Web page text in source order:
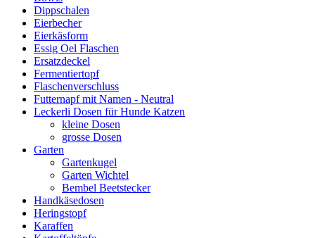
Dippschalen
Eierbecher
Eierkäsform
Essig Oel Flaschen
Ersatzdeckel
Fermentiertopf
Flaschenverschluss
Futternapf mit Namen - Neutral
Leckerli Dosen für Hunde Katzen
kleine Dosen
grosse Dosen
Garten
Gartenkugel
Garten Wichtel
Bembel Beetstecker
Handkäsedosen
Heringstopf
Karaffen